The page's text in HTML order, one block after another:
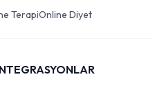
TerapiOnline Diyet